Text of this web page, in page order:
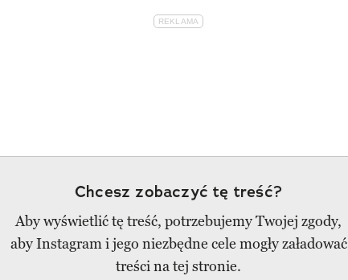
Chcesz zobaczyć tę treść?
Aby wyświetlić tę treść, potrzebujemy Twojej zgody,
aby Instagram i jego niezbędne cele mogły załadować
treści na tej stronie.